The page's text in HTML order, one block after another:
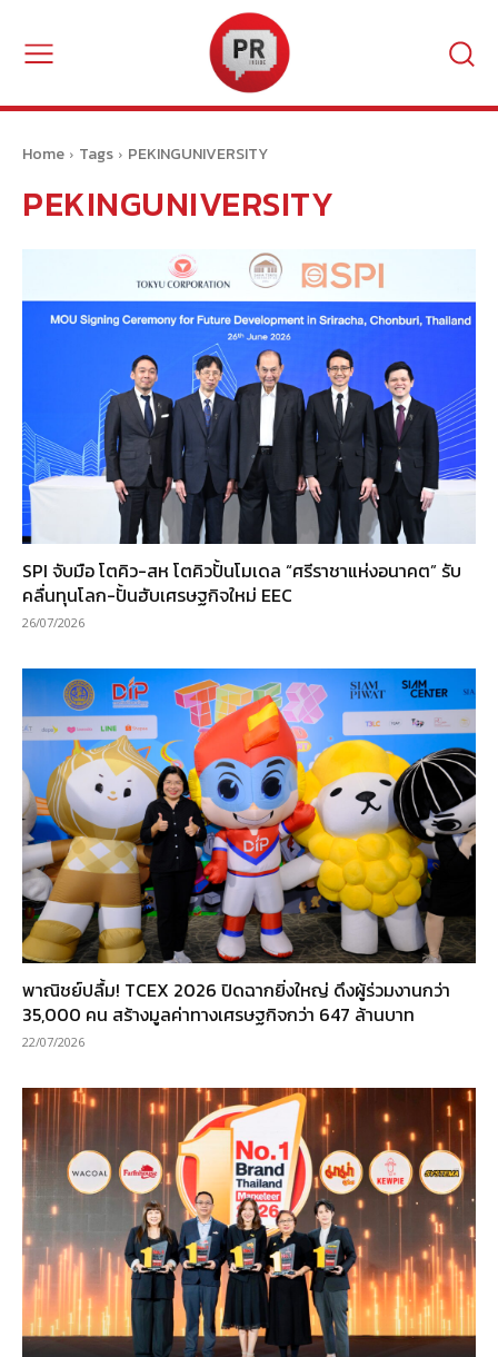
Home Tags PEKINGUNIVERSITY
PEKINGUNIVERSITY
SPI จับมือ โตคิว-สห โตคิวปั้นโมเดล “ศรีราชาแห่งอนาคต” รับ
คลื่นทุนโลก-ปั้นฮับเศรษฐกิจใหม่ EEC
26/07/2026
พาณิชย์ปลื้ม! TCEX 2026 ปิดฉากยิ่งใหญ่ ดึงผู้ร่วมงานกว่า
35,000 คน สร้างมูลค่าทางเศรษฐกิจกว่า 647 ล้านบาท
22/07/2026